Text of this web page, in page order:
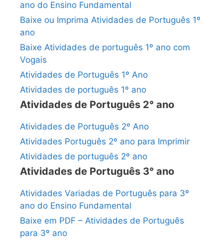
ano do Ensino Fundamental
Baixe ou Imprima Atividades de Português 1º
ano
Baixe Atividades de português 1º ano com
Vogais
Atividades de Português 1º Ano
Atividades de português 1º ano
Atividades de Português 2° ano
Atividades de Português 2º Ano
Atividades Português 2º ano para Imprimir
Atividades de português 2º ano
Atividades de Português 3° ano
Atividades Variadas de Português para 3º
ano do Ensino Fundamental
Baixe em PDF – Atividades de Português
para 3º ano